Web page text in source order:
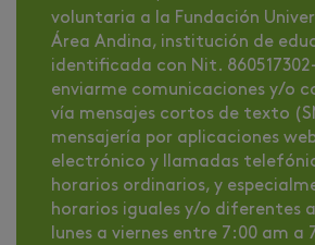
voluntaria a la Fundación
Área Andina, institución de
identificada con Nit.
enviarme comunicaciones y/o
vía mensajes cortos de texto
mensajería por aplicaciones
electrónico y llamadas
horarios ordinarios, y
horarios iguales y/o diferentes
lunes a viernes entre 7:00 am a